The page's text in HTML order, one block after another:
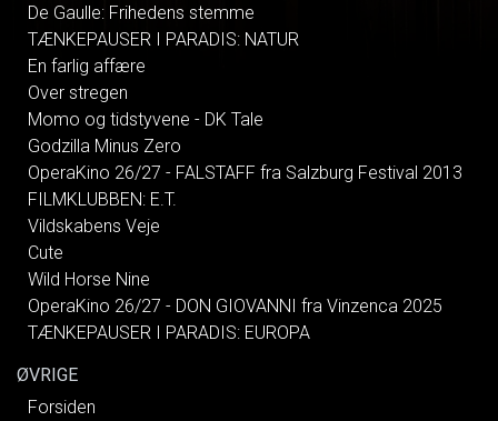
De Gaulle: Frihedens stemme
TÆNKEPAUSER I PARADIS: NATUR
En farlig affære
Over stregen
Momo og tidstyvene - DK Tale
Godzilla Minus Zero
OperaKino 26/27 - FALSTAFF fra Salzburg Festival 2013
FILMKLUBBEN: E.T.
Vildskabens Veje
Cute
Wild Horse Nine
OperaKino 26/27 - DON GIOVANNI fra Vinzenca 2025
TÆNKEPAUSER I PARADIS: EUROPA
ØVRIGE
Forsiden